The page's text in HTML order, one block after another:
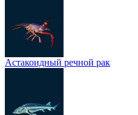
Астакоидный речной рак